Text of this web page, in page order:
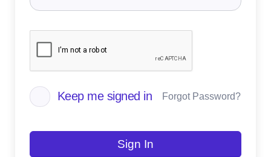
Keep me signed in Forgot Password?
Sign In